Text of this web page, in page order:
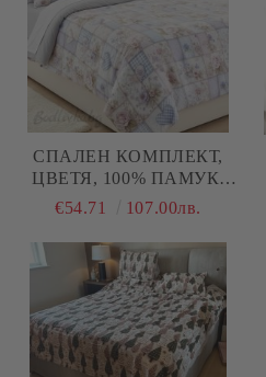
СПАЛЕН КОМПЛЕКТ,
ЦВЕТЯ, 100% ПАМУК/
5Д, РАНФОРС, 4 ЧАСТИ
€54.71 107.00лв.